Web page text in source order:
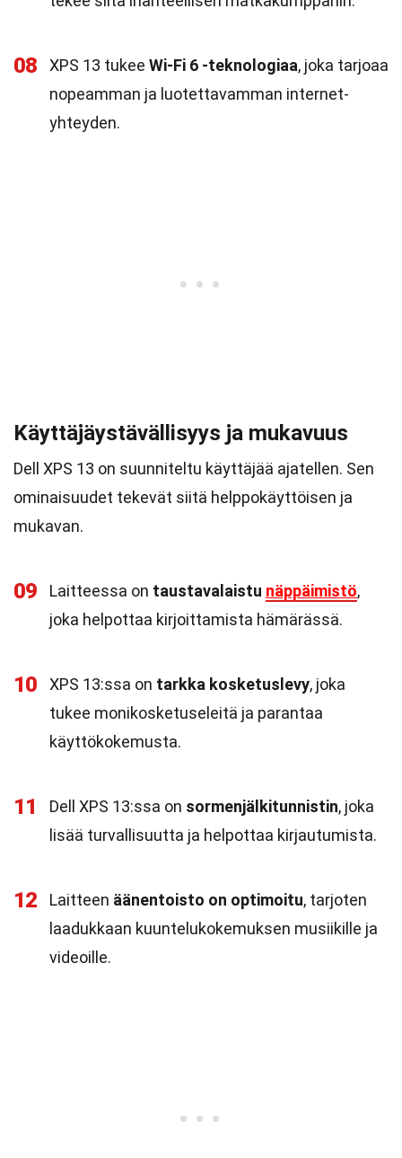
08 XPS 13 tukee Wi-Fi 6 -teknologiaa, joka tarjoaa
nopeamman ja luotettavamman internet-
yhteyden.
Käyttäjäystävällisyys ja mukavuus
Dell XPS 13 on suunniteltu käyttäjää ajatellen. Sen
ominaisuudet tekevät siitä helppokäyttöisen ja
mukavan.
09 Laitteessa on taustavalaistu näppäimistö,
joka helpottaa kirjoittamista hämärässä.
10 XPS 13:ssa on tarkka kosketuslevy, joka
tukee monikosketuseleitä ja parantaa
käyttökokemusta.
11 Dell XPS 13:ssa on sormenjälkitunnistin, joka
lisää turvallisuutta ja helpottaa kirjautumista.
12 Laitteen äänentoisto on optimoitu, tarjoten
laadukkaan kuuntelukokemuksen musiikille ja
videoille.